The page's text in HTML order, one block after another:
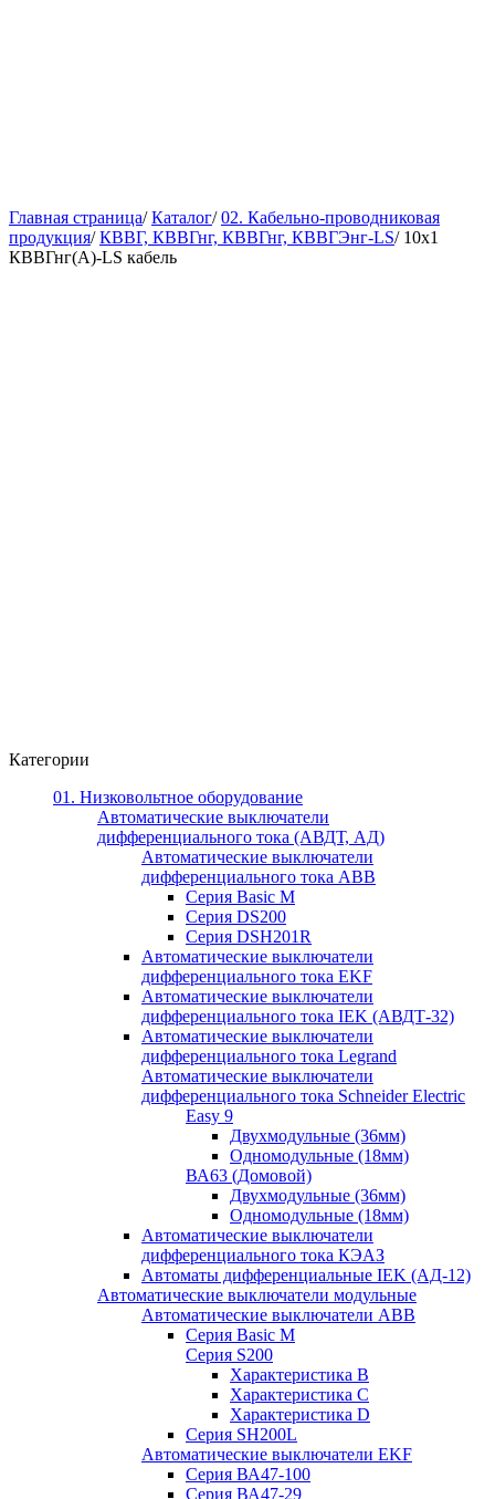
Главная страница/ Каталог/ 02. Кабельно-проводниковая
продукция/ КВВГ, КВВГнг, КВВГнг, КВВГЭнг-LS/ 10х1
КВВГнг(А)-LS кабель
Категории
01. Низковольтное оборудование
Автоматические выключатели
дифференциального тока (АВДТ, АД)
Автоматические выключатели
дифференциального тока ABB
Серия Basic M
Серия DS200
Серия DSH201R
Автоматические выключатели
дифференциального тока EKF
Автоматические выключатели
дифференциального тока IEK (АВДТ-32)
Автоматические выключатели
дифференциального тока Legrand
Автоматические выключатели
дифференциального тока Schneider Electric
Easy 9
Двухмодульные (36мм)
Одномодульные (18мм)
ВА63 (Домовой)
Двухмодульные (36мм)
Одномодульные (18мм)
Автоматические выключатели
дифференциального тока КЭАЗ
Автоматы дифференциальные IEK (АД-12)
Автоматические выключатели модульные
Автоматические выключатели ABB
Серия Basic M
Серия S200
Характеристика B
Характеристика C
Характеристика D
Серия SH200L
Автоматические выключатели EKF
Серия ВА47-100
Серия ВА47-29